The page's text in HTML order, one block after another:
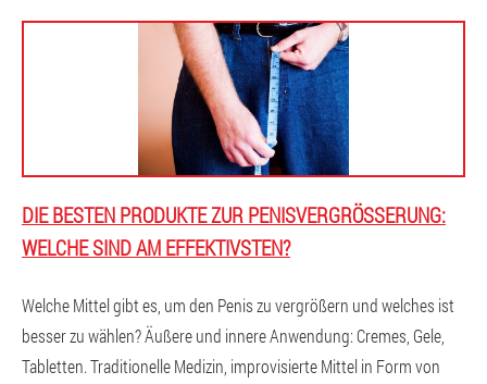
DIE BESTEN PRODUKTE ZUR PENISVERGRÖSSERUNG: W
ELCHE SIND AM EFFEKTIVSTEN?
Welche Mittel gibt es, um den Penis zu vergrößern und welches ist
besser zu wählen? Äußere und innere Anwendung: Cremes, Gele,
Tabletten. Traditionelle Medizin, improvisierte Mittel in Form von